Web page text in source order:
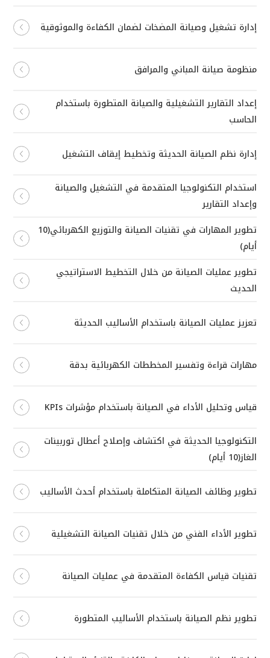
إدارة تشغيل وصيانة المضخات لضمان الكفاءة والموثوقية
منظومة صيانة المباني والمرافق
إعداد التقارير التشغيلية والصيانة المتطورة باستخدام
الحاسب
إدارة نظم الصيانة الحديثة وتخطيط إيقاف التشغيل
استخدام التكنولوجيا المتقدمة في التشغيل والصيانة
وإعداد التقارير
تطوير المهارات في تقنيات الصيانة والتوزيع الكهربائي(10
أيام)
تطوير عمليات الصيانة من خلال التخطيط الاستراتيجي
الحديث
تعزيز عمليات الصيانة باستخدام الأساليب الحديثة
مهارات قراءة وتفسير المخططات الكهربائية بدقة
قياس وتحليل الأداء في الصيانة باستخدام مؤشرات KPIs
التكنولوجيا الحديثة في اكتشاف وإصلاح أعطال توربينات
الغاز(10 أيام)
تطوير وظائف الصيانة المتكاملة باستخدام أحدث الأساليب
تطوير الأداء الفني من خلال تقنيات الصيانة التشغيلية
تقنيات قياس الكفاءة المتقدمة في عمليات الصيانة
تطوير نظم الصيانة باستخدام الأساليب المتطورة